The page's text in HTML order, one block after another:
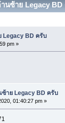
นซ้าย Legacy
Legacy BD ครับ
pm »
าย Legacy BD ครับ
01:40:27 pm »